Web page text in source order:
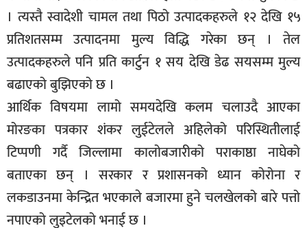
। त्यस्तै स्वादेशी चामल तथा पिठो उत्पादकहरुले १२ देखि १५
प्रतिशतसम्म उत्पादनमा मुल्य विद्धि गरेका छन् । तेल
उत्पादकहरुले पनि प्रति कार्टुन १ सय देखि डेढ सयसम्म मुल्य
बढाएको बुझिएको छ ।
आर्थिक विषयमा लामो समयदेखि कलम चलाउदै आएका
मोरङका पत्रकार शंकर लुईटेलले अहिलेको परिस्थितीलाई
टिप्पणी गर्दै जिल्लामा कालोबजारीको पराकाष्ठा नाघेको
बताएका छन् । सरकार र प्रशासनको ध्यान कोरोना र
लकडाउनमा केन्द्रित भएकाले बजारमा हुने चलखेलको बारे पत्तो
नपाएको लुइटेलको भनाई छ ।